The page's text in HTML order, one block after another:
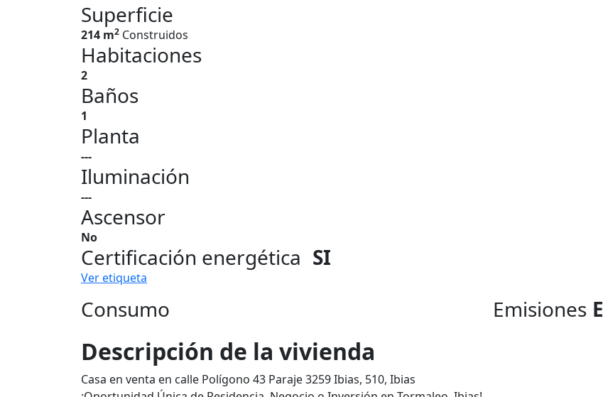
Superficie
214 m2 Construidos
Habitaciones
2
Baños
1
Planta
---
Iluminación
---
Ascensor
No
Certificación energética SI
Ver etiqueta
Consumo Emisiones E
Descripción de la vivienda
Casa en venta en calle Polígono 43 Paraje 3259 Ibias, 510, Ibias